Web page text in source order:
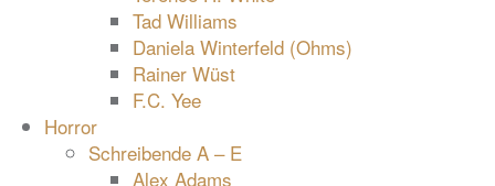
Tad Williams
Daniela Winterfeld (Ohms)
Rainer Wüst
F.C. Yee
Horror
Schreibende A – E
Alex Adams